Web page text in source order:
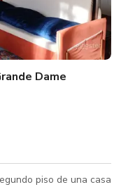
Dame
piso de una casa